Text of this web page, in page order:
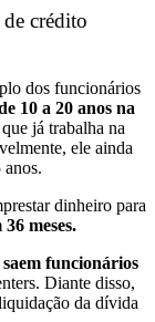
crédito
dos funcionários
10 a 20 anos na
já trabalha na
ele ainda
anos.
dinheiro para
36 meses.
funcionários
. Diante disso,
da dívida